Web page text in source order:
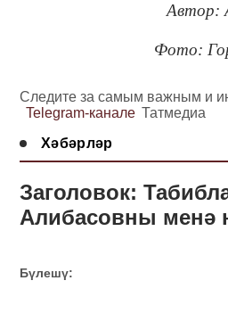
Автор:
Фото:
Следите за самым важным и
Telegram-канале Татмедиа
Хәбәрләр
Заголовок:
Алибасовны менә
Бүлешү: